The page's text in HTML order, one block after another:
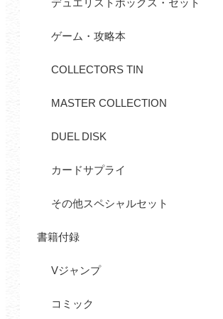
ゲーム・攻略本
COLLECTORS TIN
MASTER COLLECTION
DUEL DISK
カードサプライ
その他スペシャルセット
書籍付録
Vジャンプ
コミック